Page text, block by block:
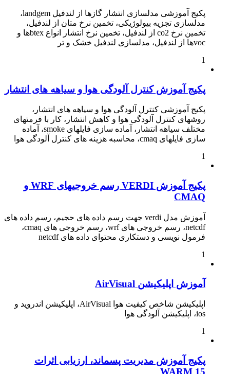
پکیج آموزشی مدلسازی انتشار گازها از لندفیل landgem،
مدلسازی تجزیه بیولوژیکی، تخمین نرخ متان از لندفیل،
تخمین نرخ co2 از لندفیل، تخمین نرخ انتشار انواع btexها و
vocها از لندفیل، مدلسازی لندفیل خشک و تر
1
پکیج آموزش کنترل آلودگی هوا و سیاهه های انتشار
پکیج آموزشی کنترل آلودگی هوا و سیاهه های انتشار،
روشهای کنترل آلودگی هوا و کاهش انتشار، کار با فرمتهای
مختلف سیاهه انتشار، آماده سازی فایلهای smoke، آماده
سازی فایلهای cmaq، محاسبه هزینه های کنترل آلودگی هوا
1
پکیج آموزش VERDI رسم خروجیهای WRF و
CMAQ
آموزش مدل verdi جهت رسم داده های حجیم، رسم داده های
netcdf، رسم خروجی های wrf، رسم خروجی های cmaq،
فرمول نویسی و دستکاری محتوای داده های netcdf
1
آموزش اپلیکیشن AirVisual
اپلیکیشن شاخص کیفیت هوا AirVisual، اپلیکیشن اندروید و
ios، اپلیکیشن آلودگی هوا
1
پکیج آموزش مدیریت پسماند، ارزیابی اثرات
WARM 15